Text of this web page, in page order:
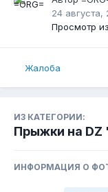
24 августа,
Просмотр
Жалоба
ИЗ КАТЕГОРИИ:
Прыжки на DZ
ИНФОРМАЦИЯ О